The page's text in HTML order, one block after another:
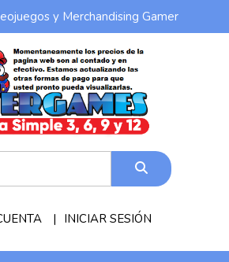
y Merchandising Gamer
INICIAR SESIÓN